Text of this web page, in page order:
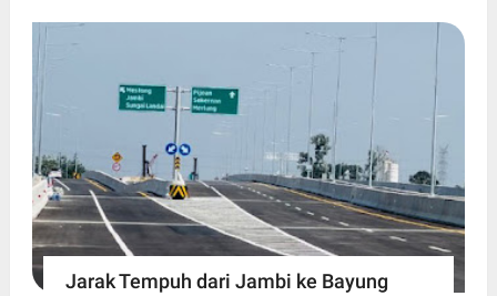
Jarak Tempuh dari Jambi ke Bayung